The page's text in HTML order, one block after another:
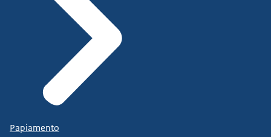
Papiamento